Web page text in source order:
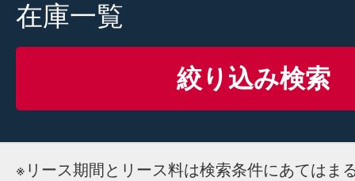
在庫一覧
絞り込み検索
※ リース期間とリース料は検索条件にあてはま